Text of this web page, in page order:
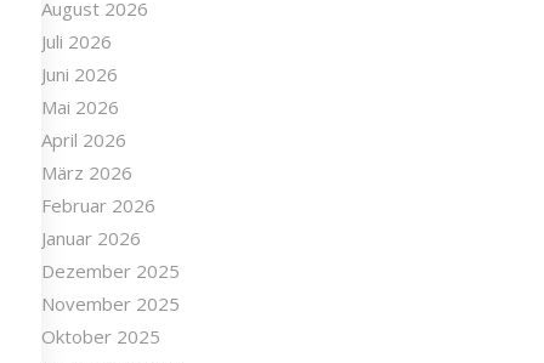
August 2026
Juli 2026
Juni 2026
Mai 2026
April 2026
März 2026
Februar 2026
Januar 2026
Dezember 2025
November 2025
Oktober 2025